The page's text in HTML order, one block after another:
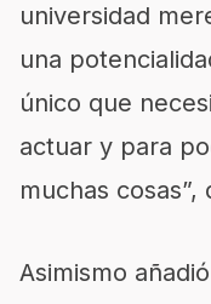
universidad
una
único que
actuar y para
muchas cosas”,
Asimismo